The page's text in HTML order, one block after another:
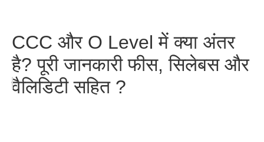
CCC और O Level में क्या अंतर
है? पूरी जानकारी फीस, सिलेबस और
वैलिडिटी सहित ?